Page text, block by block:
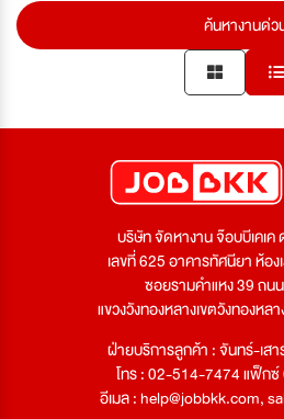
ค้นหางานด่ว
บริษัท จัดหางาน จ๊อบบีเคเ
เลขที่ 625 อาคารทัศนียา ห้อ
ซอยรามคำแหง 39 ถน
แขวงวังทองหลางเขตวังทองหล
ฝ่ายบริการลูกค้า : จันทร์-เส
โทร : 02-514-7474 แฟ็ก
อีเมล :help@jobbkk.com,